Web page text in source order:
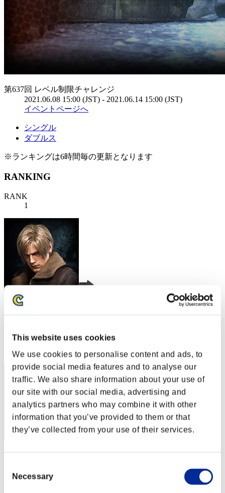
This website uses cookies
We use cookies to personalise content and ads, to
provide social media features and to analyse our
traffic. We also share information about your use of
our site with our social media, advertising and
analytics partners who may combine it with other
information that you’ve provided to them or that
they’ve collected from your use of their services.
Selection
Necessary
第637回 レベル制限チャレンジ
2021.06.08 15:00 (JST) - 2021.06.14 15:00 (JST)
イベントページへ
シングル
ダブルス
※ランキングは6時間毎の更新となります
RANKING
RANK
1
SEBA
RANK
1
Hilda Guardian
スコア:Lv:1/01'34"38